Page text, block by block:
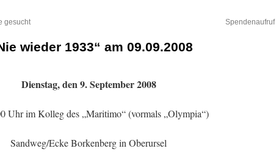
gesucht Spendenaufruf
wieder 1933“ am 09.09.2008
Dienstag, den 9. September 2008
Uhr im Kolleg des „Maritimo“ (vormals „Olympia“)
Sandweg/Ecke Borkenberg in Oberursel